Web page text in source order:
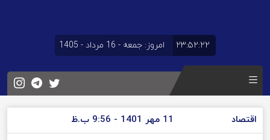
۲۳:۵۲:۲۲ امروز: جمعه - 16 مرداد - 1405
اقتصاد 11 مهر 1401 - 9:56 ب.ظ